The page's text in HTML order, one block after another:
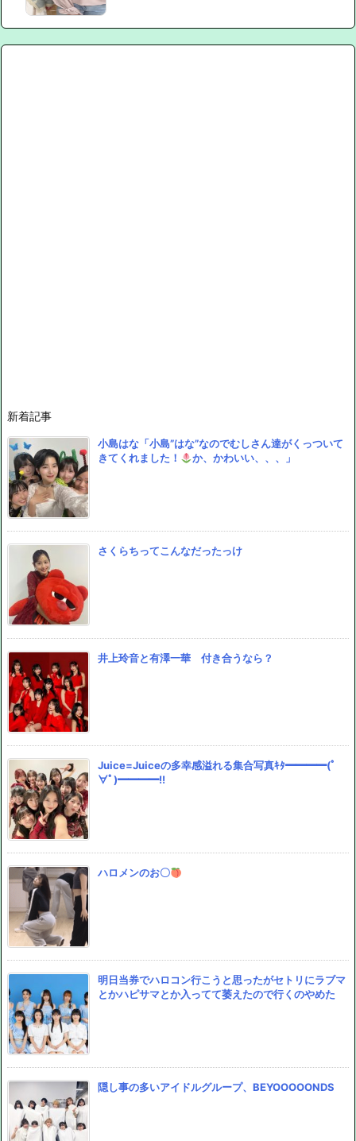
新着記事
小島はな「小島”はな”なのでむしさん達がくっついて
きてくれました！
か、かわいい、、、」
さくらちってこんなだったっけ
井上玲音と有澤一華 付き合うなら？
Juice=Juiceの多幸感溢れる集合写真ｷﾀ━━━━(ﾟ
∀ﾟ)━━━━!!
ハロメンのお〇
明日当券でハロコン行こうと思ったがセトリにラブマ
とかハピサマとか入ってて萎えたので行くのやめた
隠し事の多いアイドルグループ、BEYOOOOONDS